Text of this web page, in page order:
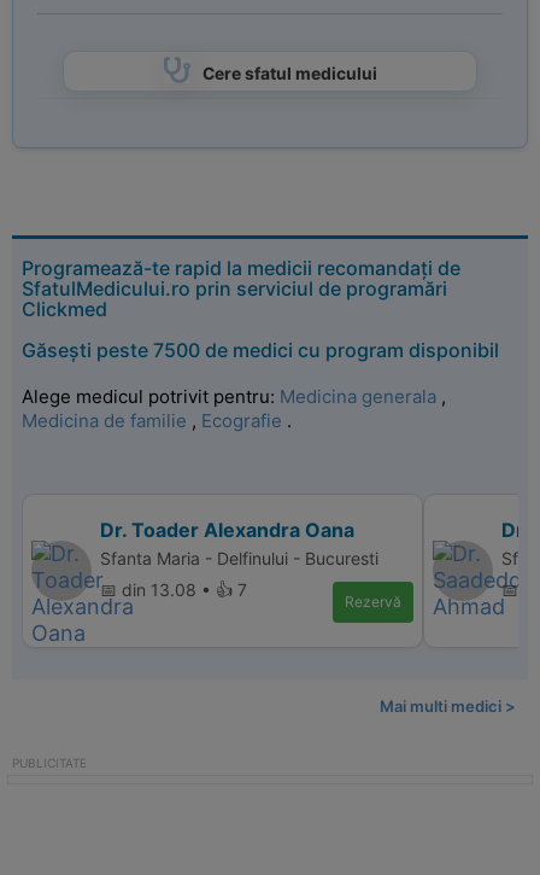
Cere sfatul medicului
Programează-te rapid la medicii recomandați de
SfatulMedicului.ro prin serviciul de programări
Clickmed
Găsești peste 7500 de medici cu program disponibil
Alege medicul potrivit pentru: Medicina generala ,
Medicina de familie , Ecografie .
Dr. Toader Alexandra Oana
Sfanta Maria - Delfinului - Bucuresti
📅 din 13.08 • 👍 7
Rezervă
Dr.
📅
Mai multi medici >